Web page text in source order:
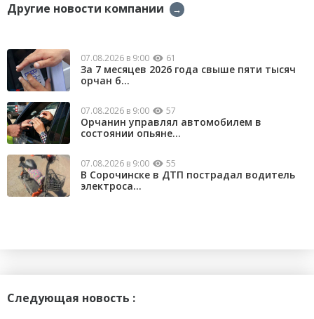
Другие новости компании →
07.08.2026 в 9:00 61
За 7 месяцев 2026 года свыше пяти тысяч
орчан б...
07.08.2026 в 9:00 57
Орчанин управлял автомобилем в
состоянии опьяне...
07.08.2026 в 9:00 55
В Сорочинске в ДТП пострадал водитель
электроса...
Следующая новость :